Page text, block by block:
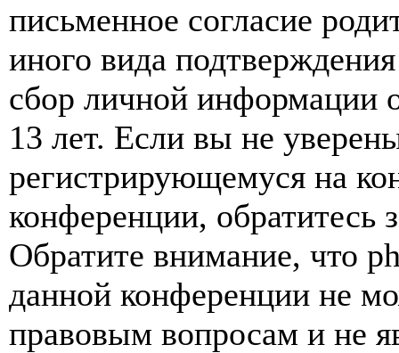
письменное согласие
иного вида
сбор личной информации
13 лет. Если вы не
регистрирующемуся на
конференции, обратитесь
Обратите внимание, что
данной конференции не
правовым вопросам и не